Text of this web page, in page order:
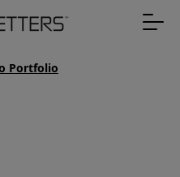
Portfolio